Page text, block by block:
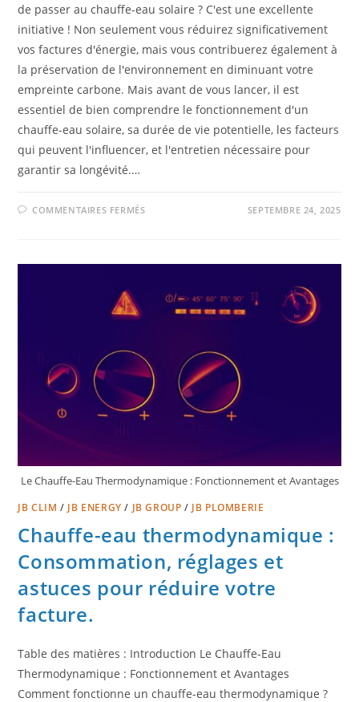
de passer au chauffe-eau solaire ? C'est une excellente
initiative ! Non seulement vous réduirez significativement
vos factures d'énergie, mais vous contribuerez également à
la préservation de l'environnement en diminuant votre
empreinte carbone. Mais avant de vous lancer, il est
essentiel de bien comprendre le fonctionnement d'un
chauffe-eau solaire, sa durée de vie potentielle, les facteurs
qui peuvent l'influencer, et l'entretien nécessaire pour
garantir sa longévité.…
COMMENTAIRES FERMÉS SEPTEMBRE 24, 2025
Le Chauffe-Eau Thermodynamique : Fonctionnement et Avantages
JB CLIM / JB ENERGY / JB GROUP / JB PLOMBERIE
Chauffe-eau thermodynamique :
Consommation, réglages et
astuces pour réduire votre
facture.
Table des matières : Introduction Le Chauffe-Eau
Thermodynamique : Fonctionnement et Avantages
Comment fonctionne un chauffe-eau thermodynamique ?